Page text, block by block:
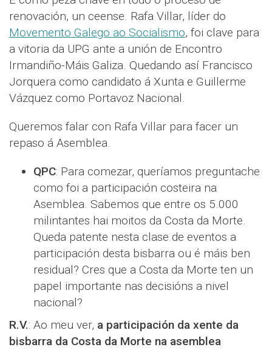
renovación, un ceense. Rafa Villar, líder do
Movemento Galego ao Socialismo, foi clave para
a vitoria da UPG ante a unión de Encontro
Irmandiño-Máis Galiza. Quedando así Francisco
Jorquera como candidato á Xunta e Guillerme
Vázquez como Portavoz Nacional.
Queremos falar con Rafa Villar para facer un
repaso á Asemblea.
QPC: Para comezar, queríamos preguntache
como foi a participación costeira na
Asemblea. Sabemos que entre os 5.000
milintantes hai moitos da Costa da Morte.
Queda patente nesta clase de eventos a
participación desta bisbarra ou é máis ben
residual? Cres que a Costa da Morte ten un
papel importante nas decisións a nivel
nacional?
R.V.: Ao meu ver, a participación da xente da
bisbarra da Costa da Morte na asemblea